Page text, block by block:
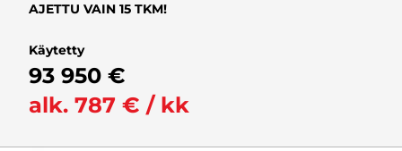
AJETTU VAIN 15 TKM!
Käytetty
93 950 €
alk. 787 € / kk